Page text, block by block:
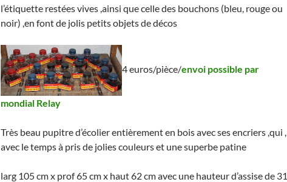
l’étiquette restées vives ,ainsi que celle des bouchons (bleu, rouge ou
noir) ,en font de jolis petits objets de décos
4 euros/pièce/envoi possible par
mondial Relay
Très beau pupitre d’écolier entièrement en bois avec ses encriers ,qui ,
avec le temps à pris de jolies couleurs et une superbe patine
larg 105 cm x prof 65 cm x haut 62 cm avec une hauteur d’assise de 31